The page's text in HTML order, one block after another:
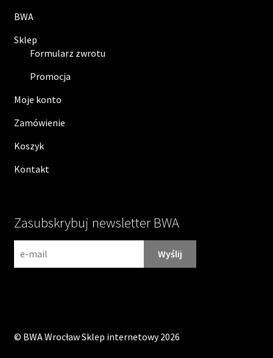
BWA
Sklep
Formularz zwrotu
Promocja
Moje konto
Zamówienie
Koszyk
Kontakt
Zasubskrybuj newsletter BWA
t
© BWA Wrocław Sklep internetowy2026